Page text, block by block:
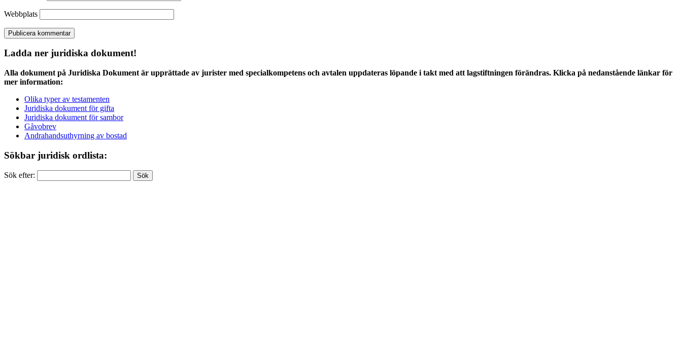
Webbplats
Ladda ner juridiska dokument!
Alla dokument på Juridiska Dokument är upprättade av jurister med specialkompetens och avtalen uppdateras löpande i takt med att lagstiftningen förändras. Klicka på nedanstående länkar för
mer information:
Olika typer av testamenten
Juridiska dokument för gifta
Juridiska dokument för sambor
Gåvobrev
Andrahandsuthyrning av bostad
Sökbar juridisk ordlista:
Sök efter: